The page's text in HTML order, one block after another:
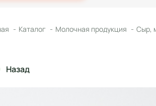
Каталог Молочная продукция Сыр,
Назад